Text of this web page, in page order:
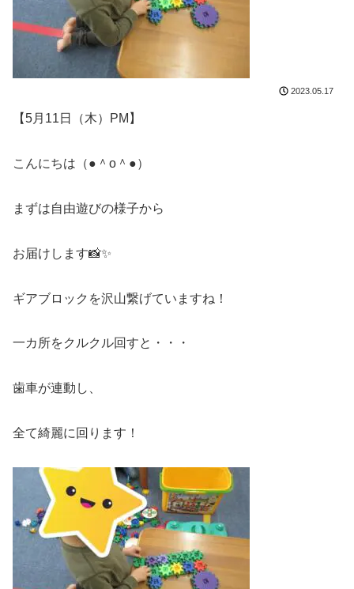
2023.05.17
【5月11日（木）PM】
こんにちは（●＾o＾●）
まずは自由遊びの様子から
お届けします📸✨
ギアブロックを沢山繋げていますね！
一カ所をクルクル回すと・・・
歯車が連動し、
全て綺麗に回ります！